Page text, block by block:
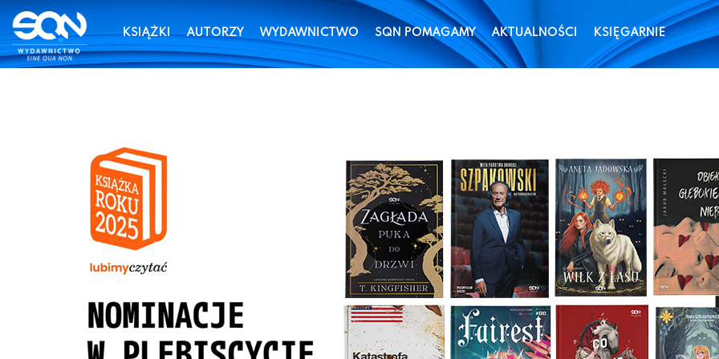
KSIĄŻKI AUTORZY WYDAWNICTWO SQN POMAGAMY AKTUALNOŚCI KSIĘGARNIE